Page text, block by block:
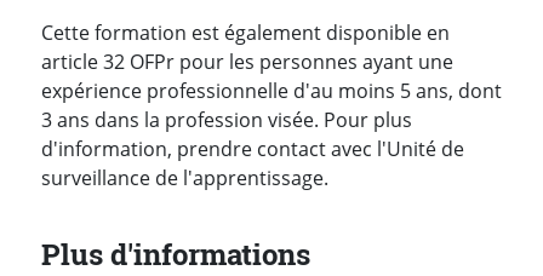
Cette formation est également disponible en
article 32 OFPr pour les personnes ayant une
expérience professionnelle d'au moins 5 ans, dont
3 ans dans la profession visée. Pour plus
d'information, prendre contact avec l'Unité de
surveillance de l'apprentissage.
Plus d'informations